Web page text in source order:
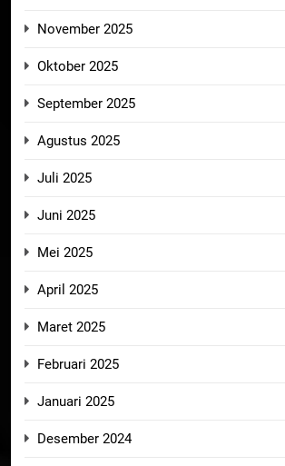
November 2025
Oktober 2025
September 2025
Agustus 2025
Juli 2025
Juni 2025
Mei 2025
April 2025
Maret 2025
Februari 2025
Januari 2025
Desember 2024